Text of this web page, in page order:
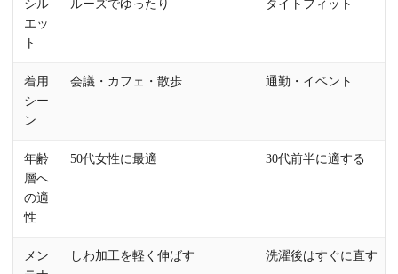
シル
エッ
ト
ルーズでゆったり タイトフィット
着用
シー
ン
会議・カフェ・散歩 通勤・イベント
年齢
層へ
の適
性
50代女性に最適 30代前半に適する
メン
しわ加工を軽く伸ばす 洗濯後はすぐに直す